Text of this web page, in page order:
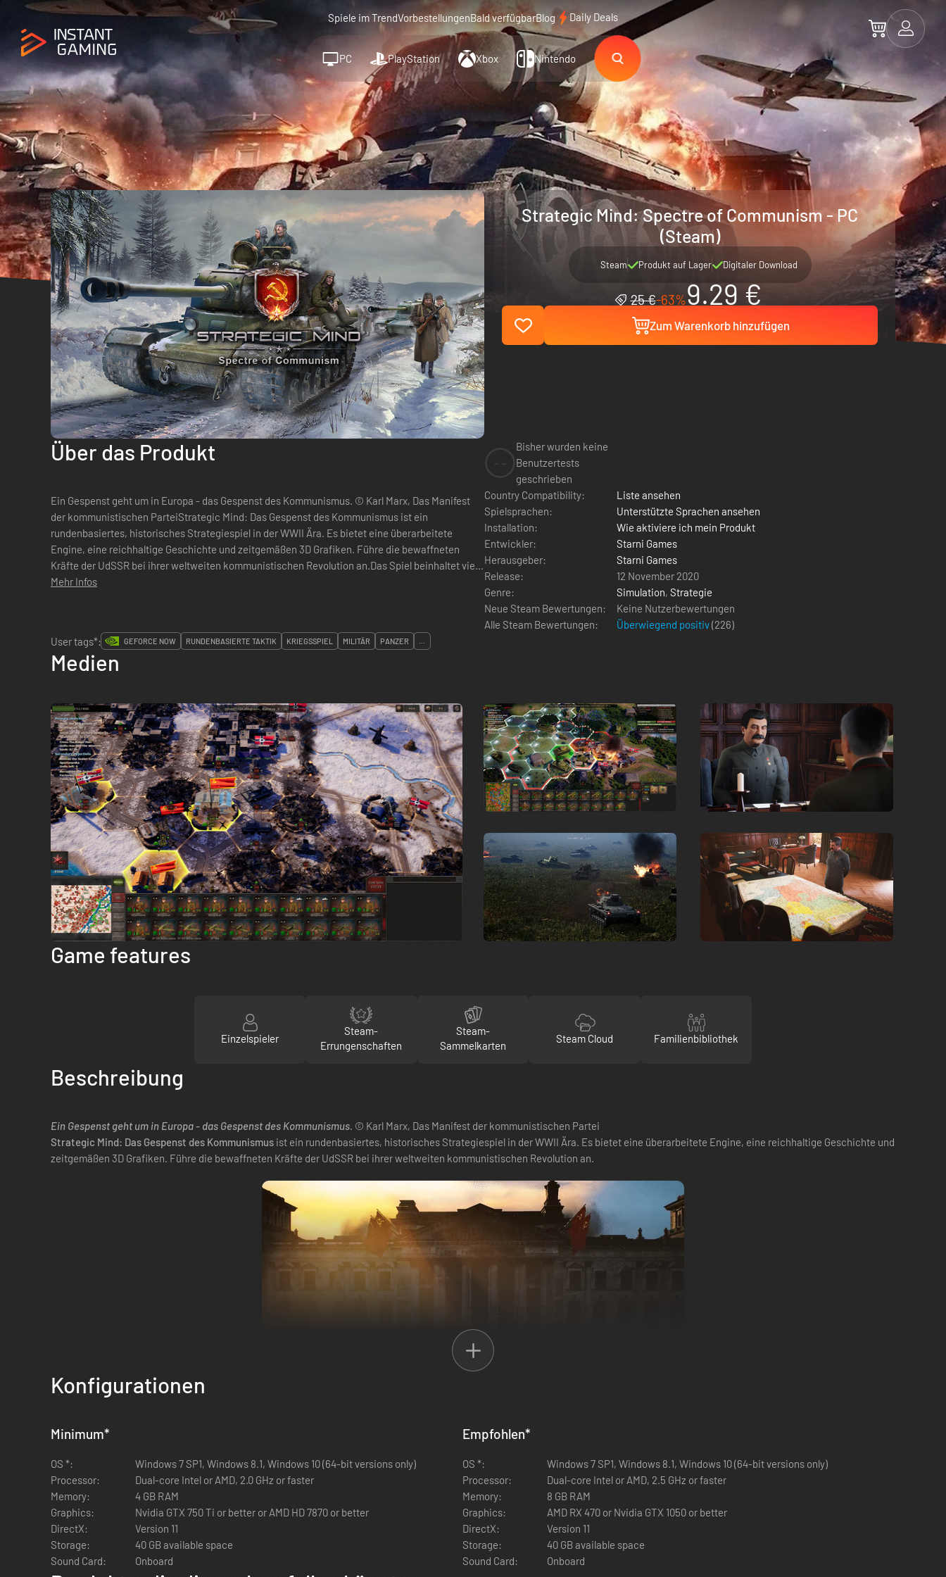
Spiele im TrendVorbestellungenBald verfügbarBlog Daily Deals
PC PlayStation Xbox Nintendo
Strategic Mind: Spectre of Communism - PC
(Steam)
Steam Produkt auf Lager Digitaler Download
25 €-63%9.29 €
Zum Warenkorb hinzufügen
Über das Produkt
Ein Gespenst geht um in Europa - das Gespenst des Kommunismus. © Karl Marx, Das Manifest
der kommunistischen ParteiStrategic Mind: Das Gespenst des Kommunismus ist ein
rundenbasiertes, historisches Strategiespiel in der WWII Ära. Es bietet eine überarbeitete
Engine, eine reichhaltige Geschichte und zeitgemäßen 3D Grafiken. Führe die bewaffneten
Kräfte der UdSSR bei ihrer weltweiten kommunistischen Revolution an.Das Spiel beinhaltet viele
historische Gegebenheiten sowie einige alternative...
Mehr Infos
Bisher wurden keine
Benutzertests
geschrieben
Country Compatibility:
Liste ansehen
Spielsprachen:
Unterstützte Sprachen ansehen
Installation:
Wie aktiviere ich mein Produkt
Entwickler:
Starni Games
Herausgeber:
Starni Games
Release:
12 November 2020
Genre:
Simulation, Strategie
Neue Steam Bewertungen:
Keine Nutzerbewertungen
Alle Steam Bewertungen:
Überwiegend positiv(226)
User tags*:
GEFORCE NOW RUNDENBASIERTE TAKTIK KRIEGSSPIEL MILITÄR PANZER ...
Medien
Game features
Einzelspieler
Steam-
Errungenschaften
Steam-
Sammelkarten
Steam Cloud Familienbibliothek
Beschreibung
Ein Gespenst geht um in Europa - das Gespenst des Kommunismus. © Karl Marx, Das Manifest der kommunistischen Partei
Strategic Mind: Das Gespenst des Kommunismus ist ein rundenbasiertes, historisches Strategiespiel in der WWII Ära. Es bietet eine überarbeitete Engine, eine reichhaltige Geschichte und
zeitgemäßen 3D Grafiken. Führe die bewaffneten Kräfte der UdSSR bei ihrer weltweiten kommunistischen Revolution an.
Das Spiel beinhaltet viele historische Gegebenheiten sowie einige alternative historische Entwicklungen. Die Entwickler sind durch die Bank fasziniert von der Epoche des WWII. Die
Filmsequenzen vor und nach den Operationen werden Dich ebenfalls in den Bann dieser Zeit ziehen und die historischen Wendepunkte miterleben lassen. Die komplexen zu erfüllenden
Operationsziele erlauben dir das intensive Erleben jeder einzelnen Schlacht. Die handlungsreiche Geschichte beinhaltet viele historische Persönlichkeiten wie Joseph Stalin, Georgy
Zhukov, Vyacheslav Molotov, Kliment Voroshilov, Lavrentiy Beria, Aleskandr. Vasilevsky, Konstantin Rokossovsky und andere.
Konfigurationen
Minimum*
OS *:
Windows 7 SP1, Windows 8.1, Windows 10 (64-bit versions only)
Processor:
Dual-core Intel or AMD, 2.0 GHz or faster
Memory:
4 GB RAM
Graphics:
Nvidia GTX 750 Ti or better or AMD HD 7870 or better
DirectX:
Version 11
Storage:
40 GB available space
Sound Card:
Onboard
Empfohlen*
OS *:
Windows 7 SP1, Windows 8.1, Windows 10 (64-bit versions only)
Processor:
Dual-core Intel or AMD, 2.5 GHz or faster
Memory:
8 GB RAM
Graphics:
AMD RX 470 or Nvidia GTX 1050 or better
DirectX:
Version 11
Storage:
40 GB available space
Sound Card:
Onboard